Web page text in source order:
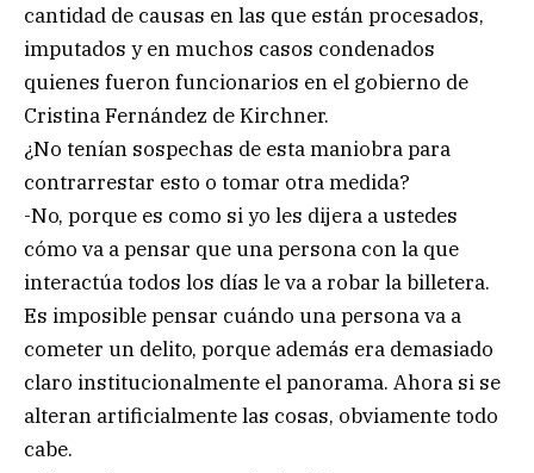
cantidad de causas en las que están procesados,
imputados y en muchos casos condenados
quienes fueron funcionarios en el gobierno de
Cristina Fernández de Kirchner.
¿No tenían sospechas de esta maniobra para
contrarrestar esto o tomar otra medida?
-No, porque es como si yo les dijera a ustedes
cómo va a pensar que una persona con la que
interactúa todos los días le va a robar la billetera.
Es imposible pensar cuándo una persona va a
cometer un delito, porque además era demasiado
claro institucionalmente el panorama. Ahora si se
alteran artificialmente las cosas, obviamente todo
cabe.